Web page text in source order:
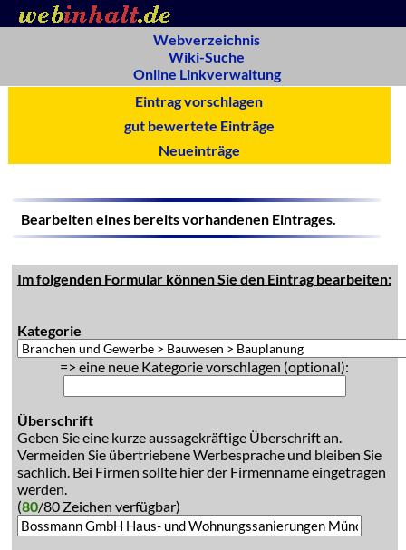
Webverzeichnis
Wiki-Suche
Online Linkverwaltung
Eintrag vorschlagen
gut bewertete Einträge
Neueinträge
Bearbeiten eines bereits vorhandenen Eintrages.
Im folgenden Formular können Sie den Eintrag bearbeiten:
Kategorie
=> eine neue Kategorie vorschlagen (optional):
Überschrift
Geben Sie eine kurze aussagekräftige Überschrift an.
Vermeiden Sie übertriebene Werbesprache und bleiben Sie
sachlich. Bei Firmen sollte hier der Firmenname eingetragen
werden.
(80/80 Zeichen verfügbar)